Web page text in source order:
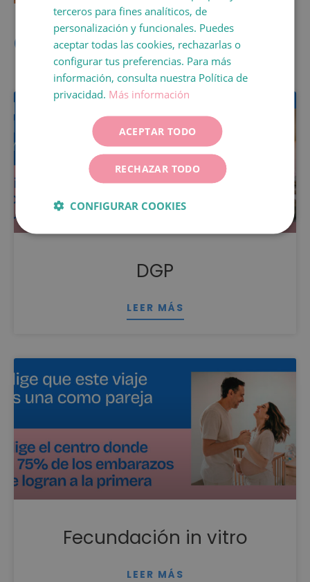
Contenido
Relacionado
DGP
LEER MÁS
Fecundación in vitro
LEER MÁS
terceros para fines analíticos, de
personalización y funcionales. Puedes
aceptar todas las cookies, rechazarlas o
configurar tus preferencias. Para más
información, consulta nuestra Política de
privacidad. Más información
ACEPTAR TODO
RECHAZAR TODO
CONFIGURAR COOKIES